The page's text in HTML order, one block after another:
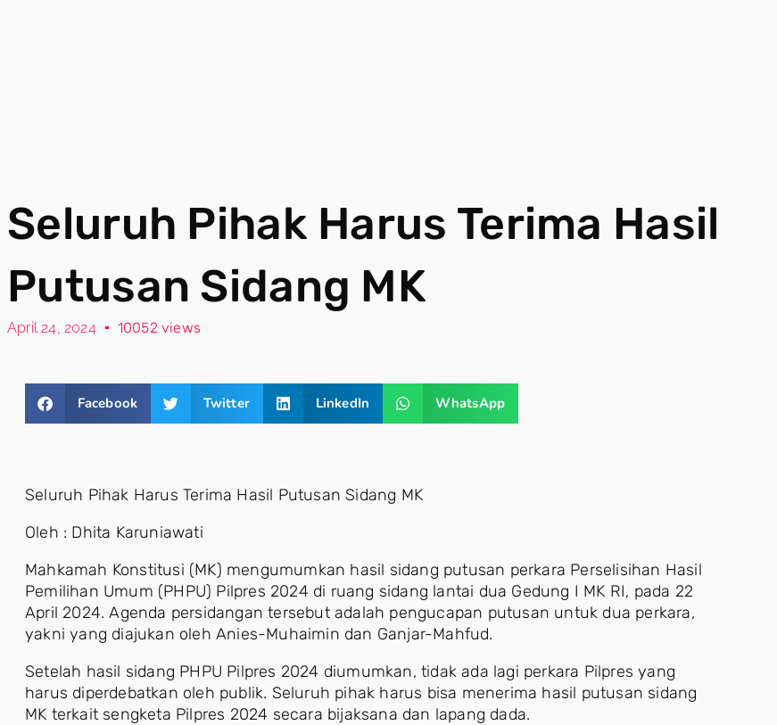
Seluruh Pihak Harus Terima Hasil
Putusan Sidang MK
April 24, 2024 10052 views
Facebook Twitter LinkedIn WhatsApp
Seluruh Pihak Harus Terima Hasil Putusan Sidang MK
Oleh : Dhita Karuniawati
Mahkamah Konstitusi (MK) mengumumkan hasil sidang putusan perkara Perselisihan Hasil
Pemilihan Umum (PHPU) Pilpres 2024 di ruang sidang lantai dua Gedung I MK RI, pada 22
April 2024. Agenda persidangan tersebut adalah pengucapan putusan untuk dua perkara,
yakni yang diajukan oleh Anies-Muhaimin dan Ganjar-Mahfud.
Setelah hasil sidang PHPU Pilpres 2024 diumumkan, tidak ada lagi perkara Pilpres yang
harus diperdebatkan oleh publik. Seluruh pihak harus bisa menerima hasil putusan sidang
MK terkait sengketa Pilpres 2024 secara bijaksana dan lapang dada.